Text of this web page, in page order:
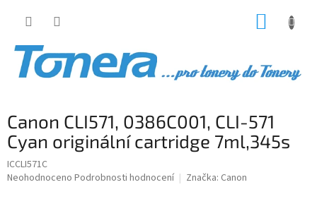
Canon CLI571, 0386C001, CLI-571
Cyan originální cartridge 7ml,345s
ICCLI571C
Průměrné
Neohodnoceno Podrobnosti hodnocení Značka: Canon